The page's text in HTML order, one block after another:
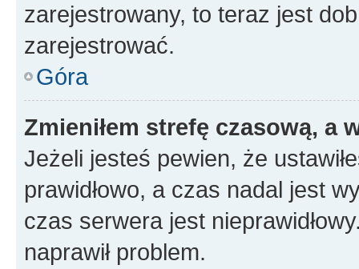
zarejestrowany, to teraz jest
zarejestrować.
Góra
Zmieniłem strefę czasową, a
Jeżeli jesteś pewien, że
prawidłowo, a czas nadal jest
czas serwera jest
naprawił problem.